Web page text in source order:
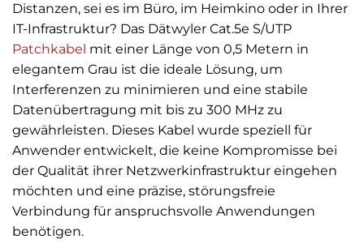
Distanzen, sei es im Büro, im Heimkino oder in Ihrer
IT-Infrastruktur? Das Dätwyler Cat.5e S/UTP
Patchkabel mit einer Länge von 0,5 Metern in
elegantem Grau ist die ideale Lösung, um
Interferenzen zu minimieren und eine stabile
Datenübertragung mit bis zu 300 MHz zu
gewährleisten. Dieses Kabel wurde speziell für
Anwender entwickelt, die keine Kompromisse bei
der Qualität ihrer Netzwerkinfrastruktur eingehen
möchten und eine präzise, störungsfreie
Verbindung für anspruchsvolle Anwendungen
benötigen.